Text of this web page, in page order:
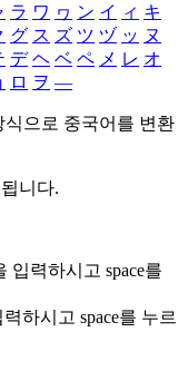
ラ ワ ヮ ン イ ィ キ
グ ス ズ ツ ヅ ッ ヌ
デ ヘ ベ ペ メ レ オ
ロ ヲ ―
식으로 중국어를 변환
니다.
입력하시고 space를
력하시고 space를 누르